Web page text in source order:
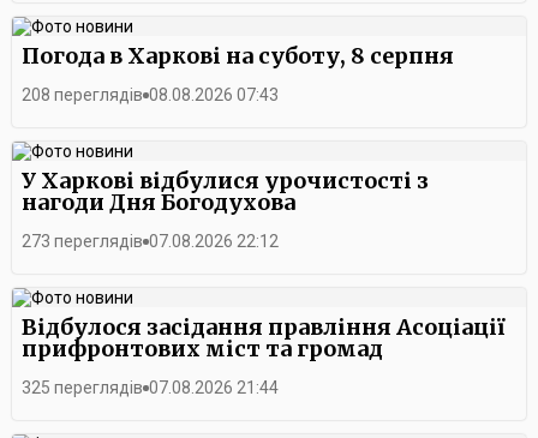
Погода в Харкові на суботу, 8 серпня
208 переглядів 08.08.2026 07:43
У Харкові відбулися урочистості з
нагоди Дня Богодухова
273 переглядів 07.08.2026 22:12
Відбулося засідання правління Асоціації
прифронтових міст та громад
325 переглядів 07.08.2026 21:44